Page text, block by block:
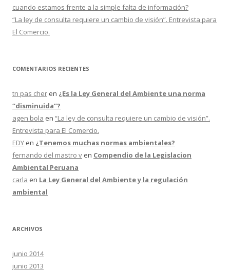
cuando estamos frente a la simple falta de información?
“La ley de consulta requiere un cambio de visión”. Entrevista para
El Comercio.
COMENTARIOS RECIENTES
tn pas cher en ¿Es la Ley General del Ambiente una norma
“disminuida”?
agen bola en “La ley de consulta requiere un cambio de visión”.
Entrevista para El Comercio.
EDY en ¿Tenemos muchas normas ambientales?
fernando del mastro v en Compendio de la Legislacion
Ambiental Peruana
carla en La Ley General del Ambiente y la regulación
ambiental
ARCHIVOS
junio 2014
junio 2013